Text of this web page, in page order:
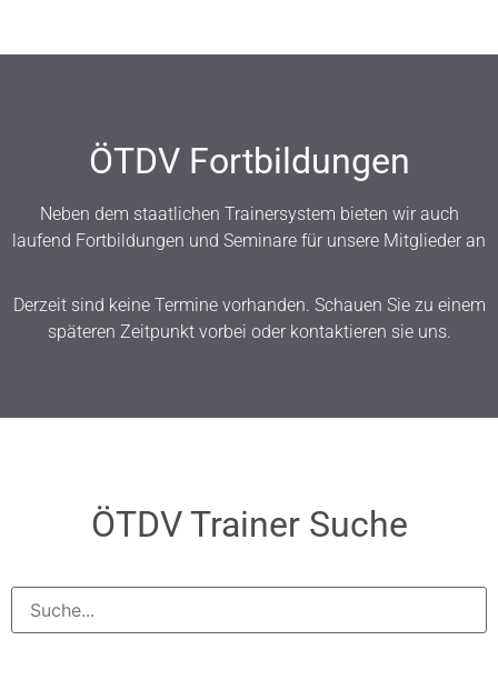
ÖTDV Fortbildungen
Neben dem staatlichen Trainersystem bieten wir auch
laufend Fortbildungen und Seminare für unsere Mitglieder an
Derzeit sind keine Termine vorhanden. Schauen Sie zu einem
späteren Zeitpunkt vorbei oder kontaktieren sie uns.
ÖTDV Trainer Suche